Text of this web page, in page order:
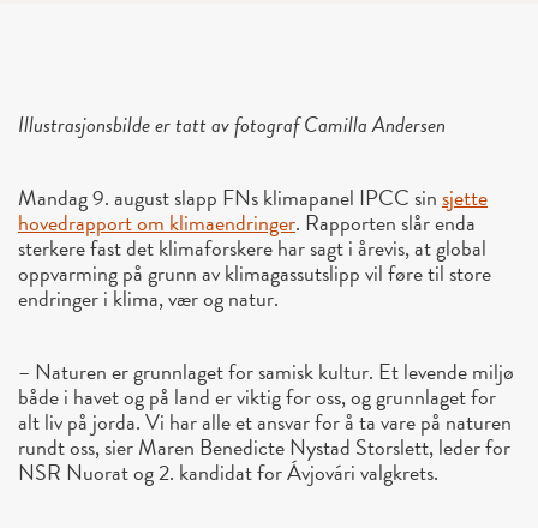
Illustrasjonsbilde er tatt av fotograf Camilla Andersen
Mandag 9. august slapp FNs klimapanel IPCC sinsjette
hovedrapport om klimaendringer. Rapporten slår enda
sterkere fast det klimaforskere har sagt i årevis, at global
oppvarming på grunn av klimagassutslipp vil føre til store
endringer i klima, vær og natur.
– Naturen er grunnlaget for samisk kultur. Et levende miljø
både i havet og på land er viktig for oss, og grunnlaget for
alt liv på jorda. Vi har alle et ansvar for å ta vare på naturen
rundt oss, sier Maren Benedicte Nystad Storslett, leder for
NSR Nuorat og 2. kandidat for Ávjovári valgkrets.